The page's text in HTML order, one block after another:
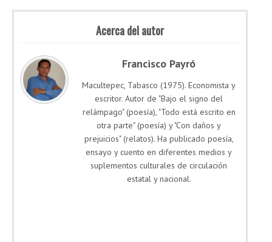
Acerca del autor
Francisco Payró
Macultepec, Tabasco (1975). Economista y
escritor. Autor de "Bajo el signo del
relámpago" (poesía), "Todo está escrito en
otra parte" (poesía) y "Con daños y
prejuicios" (relatos). Ha publicado poesía,
ensayo y cuento en diferentes medios y
suplementos culturales de circulación
estatal y nacional.